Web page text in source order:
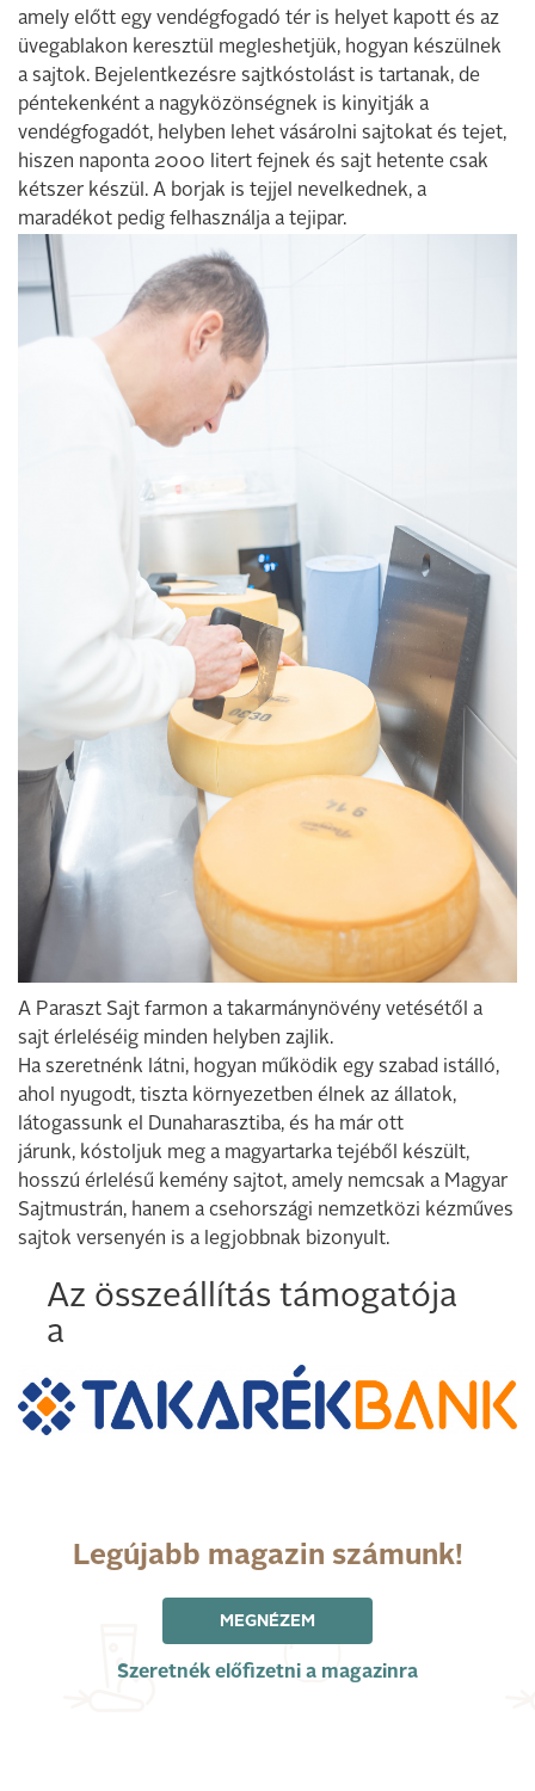
amely előtt egy vendégfogadó tér is helyet kapott és az
üvegablakon keresztül megleshetjük, hogyan készülnek
a sajtok. Bejelentkezésre sajtkóstolást is tartanak, de
péntekenként a nagyközönségnek is kinyitják a
vendégfogadót, helyben lehet vásárolni sajtokat és tejet,
hiszen naponta 2000 litert fejnek és sajt hetente csak
kétszer készül. A borjak is tejjel nevelkednek, a
maradékot pedig felhasználja a tejipar.
A Paraszt Sajt farmon a takarmánynövény vetésétől a
sajt érleléséig minden helyben zajlik.
Ha szeretnénk látni, hogyan működik egy szabad istálló,
ahol nyugodt, tiszta környezetben élnek az állatok,
látogassunk el Dunaharasztiba, és ha már ott
járunk, kóstoljuk meg a magyartarka tejéből készült,
hosszú érlelésű kemény sajtot, amely nemcsak a Magyar
Sajtmustrán, hanem a csehországi nemzetközi kézműves
sajtok versenyén is a legjobbnak bizonyult.
Az összeállítás támogatója
a
Legújabb magazin számunk!
MEGNÉZEM
Szeretnék előfizetni a magazinra